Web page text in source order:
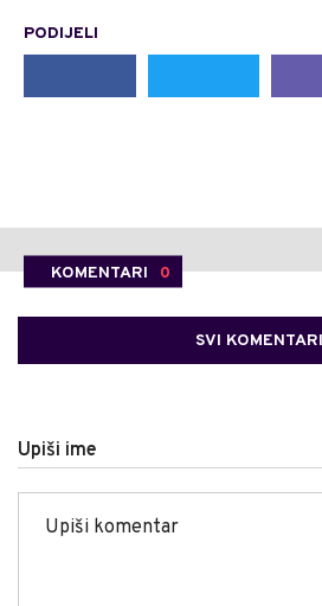
PODIJELI
KOMENTARI 0
SVI KOMENTARI
Upiši ime